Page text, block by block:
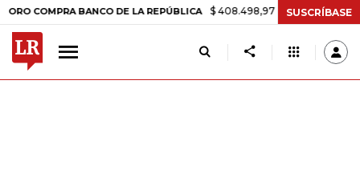
BANCO DE LA REPÚBLICA $ 408.498,97 +$ 8.753,81 +2,19%
SUSCRÍBASE